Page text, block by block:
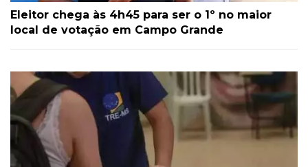
Eleitor chega às 4h45 para ser o 1º no maior
local de votação em Campo Grande